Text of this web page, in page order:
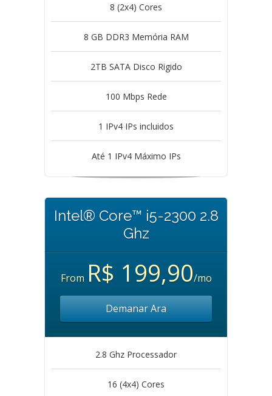
8 (2x4) Cores
8 GB DDR3 Memória RAM
2TB SATA Disco Rigido
100 Mbps Rede
1 IPv4 IPs incluidos
Até 1 IPv4 Máximo IPs
Intel® Core™ i5-2300 2.8
Ghz
From R$ 199,90/mo
Demanar Ara
2.8 Ghz Processador
16 (4x4) Cores